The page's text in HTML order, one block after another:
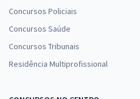
Concursos Policiais
Concursos Saúde
Concursos Tribunais
Residência Multiprofissional